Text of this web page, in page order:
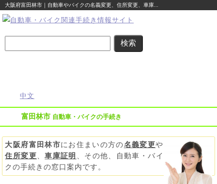
大阪府富田林市｜自動車やバイクの名義変更、住所変更、車庫...
富田林市 自動車・バイクの手続き
大阪府富田林市にお住まいの方の名義変更や
住所変更 、車庫証明
、その他、自動車・バイ
クの手続きの窓口案内です。
中文